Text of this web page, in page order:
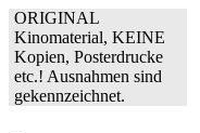
ORIGINAL
Kinomaterial, KEINE
Kopien, Posterdrucke
etc.! Ausnahmen sind
gekennzeichnet.